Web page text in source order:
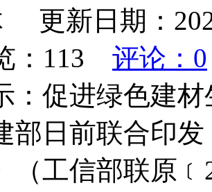
更新日期：
113
评论：0
：促进绿色建
部日前联合印
（工信部联原